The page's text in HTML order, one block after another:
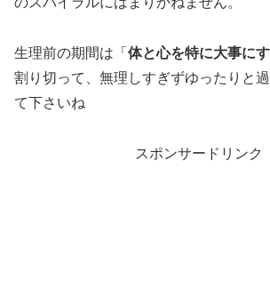
生理前の期間は「 体と心を特に大事に
割り切って、無理しすぎずゆったりと
て下さいね
スポンサードリンク